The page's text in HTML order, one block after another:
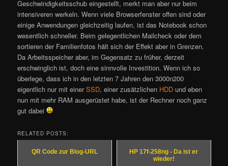
Geschwindigkeitsschub eingestellt, merkt man aber nur beim
intensiveren werkeln. Wenn viele Browserfenster offen sind oder
einige Anwendungen gleichzeitig laufen, ist das Notebook schon
wesentlich schneller. Beim gelegentlichen Mailcheck oder dem
sortieren der Familienfotos hält sich der Effekt aber in Grenzen.
Da Arbeitsspeicher aber, im Gegensatz zu früher, derzeit
erschwinglich ist, doch eine sinnvolle Investition. Wenn ich so
überlege, dass ich in den letzten 7 Jahren den 3000n200
eigentlich nur mit einerSSD, einer zusätzlichen HDD und eben
nun mit mehr RAM ausgerüstet habe, ist der Rechner noch ganz
gut dabei
RELATED POSTS:
QR Code zur Blog-URL
HP 17f-258ng - Da ist er
wieder!